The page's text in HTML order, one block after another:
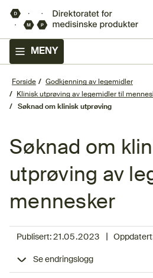
MENY
Forside
Godkjenning av legemidler
Klinisk utprøving av legemidler til
Søknad om klinisk utprøving
Søknad om
utprøving av
mennesker
Publisert: 21.05.2023
Se endringslogg